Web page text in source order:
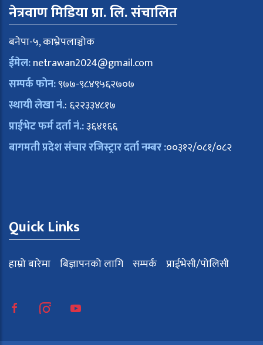
नेत्रवाण मिडिया प्रा. लि. संचालित
बनेपा-५, काभ्रेपलाञ्चोक
ईमेल:netrawan2024@gmail.com
सम्पर्क फोन:९७७-९८४९५६२७०७
स्थायी लेखा नं.: ६२२३३४८१७
प्राईभेट फर्म दर्ता नं.:३६४१६६
बागमती प्रदेश संचार रजिस्ट्रार दर्ता नम्बर :००३१२/०८१/०८२
Quick Links
हाम्रो बारेमा बिज्ञापनको लागि सम्पर्क प्राईभेसी/पोलिसी